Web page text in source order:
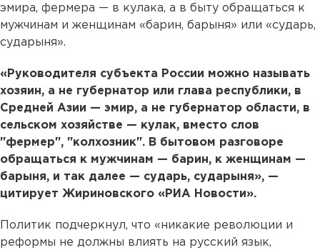
эмира, фермера — в кулака, а в быту обращаться к
мужчинам и женщинам «барин, барыня» или «сударь,
сударыня».
«Руководителя субъекта России можно называть
хозяин, а не губернатор или глава республики, в
Средней Азии — эмир, а не губернатор области, в
сельском хозяйстве — кулак, вместо слов
"фермер", "колхозник". В бытовом разговоре
обращаться к мужчинам — барин, к женщинам —
барыня, и так далее — сударь, сударыня», —
цитирует Жириновского «РИА Новости».
Политик подчеркнул, что «никакие революции и
реформы не должны влиять на русский язык,